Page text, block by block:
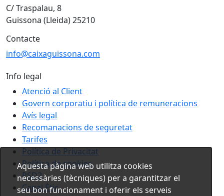
C/ Traspalau, 8
Guissona (Lleida) 25210
Contacte
info@caixaguissona.com
Info legal
Atenció al Client
Govern corporatiu i política de remuneracions
Avís legal
Recomanacions de seguretat
Tarifes
Política de Privacitat
Política de cookies
PSD2
Canal Ètic
Aquesta pàgina web utilitza cookies
necessàries (tècniques) per a garantitzar el
seu bon funcionament i oferir els serveis